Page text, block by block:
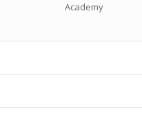
Academy